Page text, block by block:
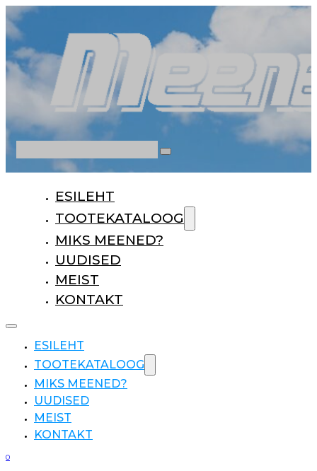
ESILEHT
TOOTEKATALOOG
MIKS MEENED?
UUDISED
MEIST
KONTAKT
ESILEHT
TOOTEKATALOOG
MIKS MEENED?
UUDISED
MEIST
KONTAKT
0